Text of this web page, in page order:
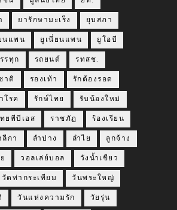
ยารักษามะเร็ง ยุบสภา
นแพน ยูเนี่ยนแพน ยูโอบี
รทุก รถยนต์ รทสช.
าติ รองเท้า รักต้องรอด
โรค รักษ์ไทย รับน้องใหม่
ยพีบีเอส ราชภัฏ ร้องเรียน
ลีกา ลำปาง ลำไย ลูกจ้าง
วอลเล่ย์บอล วังน้ำเขียว
วัดท่ากระเทียม วันพระใหญ่
วันแห่งความรัก วัยรุ่น